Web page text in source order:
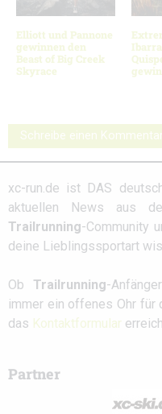
Elliott und Pannone
gewinnen den
Beast of Big Creek
Skyrace
Schreibe einen Kommentar
xc-run.de ist DAS
aktuellen News aus
Trailrunning-Community
deine Lieblingssportart
Ob Trailrunning-
immer ein offenes Ohr für
das Kontaktformular
Partner